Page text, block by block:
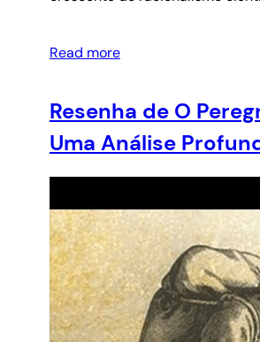
Read more
Resenha de O
Uma Análise